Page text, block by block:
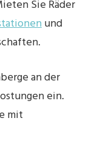
Sie Räder
und
an der
ein.
mit